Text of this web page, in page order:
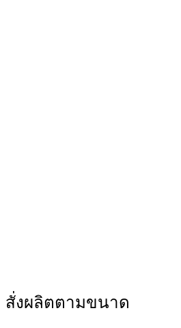
สั่งผลิตตามขนาด